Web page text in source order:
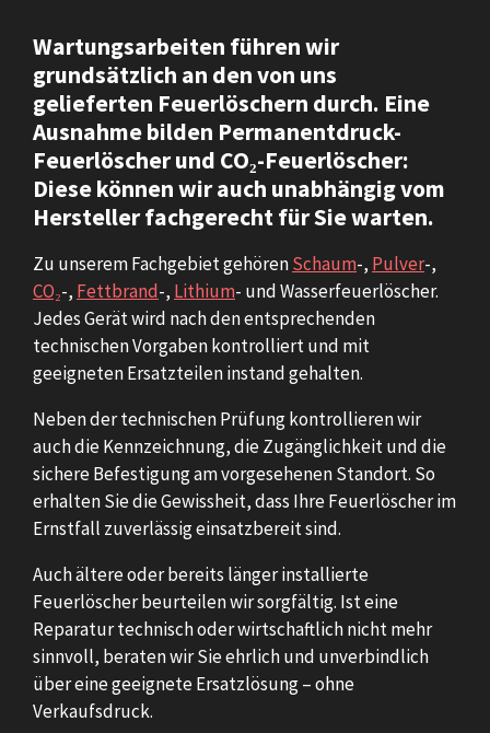
Wartungsarbeiten führen wir
grundsätzlich an den von uns
gelieferten Feuerlöschern durch. Eine
Ausnahme bilden Permanentdruck-
Feuerlöscher und CO₂-Feuerlöscher:
Diese können wir auch unabhängig vom
Hersteller fachgerecht für Sie warten.
Zu unserem Fachgebiet gehörenSchaum-, Pulver-,
CO₂-, Fettbrand-, Lithium- und Wasserfeuerlöscher.
Jedes Gerät wird nach den entsprechenden
technischen Vorgaben kontrolliert und mit
geeigneten Ersatzteilen instand gehalten.
Neben der technischen Prüfung kontrollieren wir
auch die Kennzeichnung, die Zugänglichkeit und die
sichere Befestigung am vorgesehenen Standort. So
erhalten Sie die Gewissheit, dass Ihre Feuerlöscher im
Ernstfall zuverlässig einsatzbereit sind.
Auch ältere oder bereits länger installierte
Feuerlöscher beurteilen wir sorgfältig. Ist eine
Reparatur technisch oder wirtschaftlich nicht mehr
sinnvoll, beraten wir Sie ehrlich und unverbindlich
über eine geeignete Ersatzlösung – ohne
Verkaufsdruck.